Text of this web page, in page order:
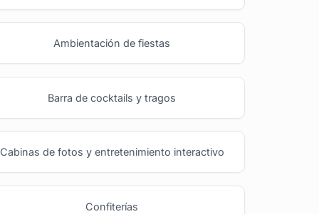
Ambientación de fiestas
Barra de cocktails y tragos
Cabinas de fotos y entretenimiento interactivo
Confiterías